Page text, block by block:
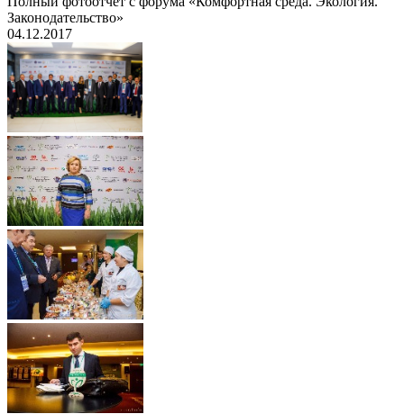
Законодательство»
04.12.2017